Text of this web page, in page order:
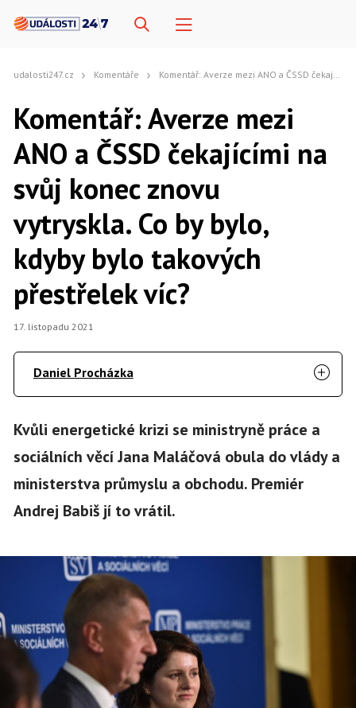
udalosti247.cz Komentáře Komentář: Averze mezi ANO a ČSSD čekajícími na svůj konec znovu vytryskla. Co by bylo, kdyby bylo takových přestřelek víc?
Komentář: Averze mezi
ANO a ČSSD čekajícími na
svůj konec znovu
vytryskla. Co by bylo,
kdyby bylo takových
přestřelek víc?
17. listopadu 2021
Daniel Procházka
Kvůli energetické krizi se ministryně práce a
sociálních věcí Jana Maláčová obula do vlády a
ministerstva průmyslu a obchodu. Premiér
Andrej Babiš jí to vrátil.